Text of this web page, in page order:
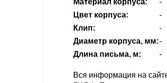
Материал корпуса:
-
Цвет корпуса:
-
Клип:
-
Диаметр корпуса, мм:-
Длина письма, м:
-
Вся информация на